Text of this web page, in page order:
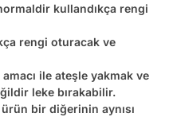
kullandıkça rengi
rengi oturacak ve
ile ateşle yakmak ve
leke bırakabilir.
bir diğerinin aynısı